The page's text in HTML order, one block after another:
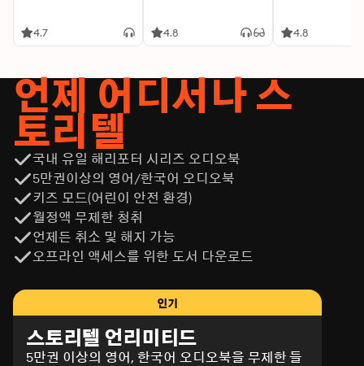
4.7 4.8 4.8
언제 어디서나 스
토리텔
국내 유일 해리포터 시리즈 오디오북
5만권이상의 영어/한국어 오디오북
키즈 모드(어린이 안전 환경)
월정액 무제한 청취
언제든 취소 및 해지 가능
오프라인 액세스를 위한 도서 다운로드
인기
스토리텔 언리미티드
5만권 이상의 영어, 한국어 오디오북을 무제한 들